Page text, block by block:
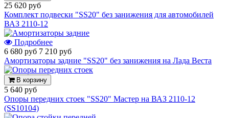
25 620 руб
Комплект подвески "SS20" без занижения для автомобилей
ВАЗ 2110-12
Подробнее
6 680 руб 7 210 руб
Амортизаторы задние "SS20" без занижения на Лада Веста
В корзину
5 640 руб
Опоры передних стоек "SS20" Мастер на ВАЗ 2110-12
(SS10104)